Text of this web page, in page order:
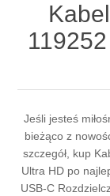
Jeśli jesteś
bieżąco z
szczegół, kup
Ultra HD po
USB-C